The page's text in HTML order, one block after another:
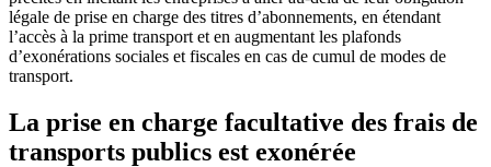
légale de prise en charge des titres d’abonnements, en étendant
l’accès à la prime transport et en augmentant les plafonds
d’exonérations sociales et fiscales en cas de cumul de modes de
transport.
La prise en charge facultative des frais de
transports publics est exonérée